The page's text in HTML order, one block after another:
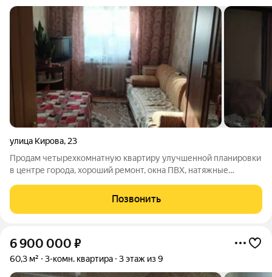
улица Кирова, 23
Продам четырехкомнатную квартиру улучшенной планировки
в центре города, хороший ремонт, окна ПВХ, натяжные
"Волна", 33 школа, дет сад, магазины, остановки, рядом улицы:
Черняховского,
Позвонить
6 900 000 ₽
60,3 м² 3-комн. квартира 3 этаж из 9